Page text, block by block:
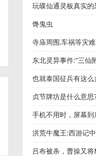
诡异事
玩碟仙通灵板真实
馋鬼虫
寺庙周围,车祸等灾
场,乱葬岗,荒村、荒
东北灵异事件:“三仙
也就泰国征兵有这么
贞节牌坊是什么意
手机不用时，屏幕到
洪荒牛魔王:西游记
的结局如何？
吕布被杀，曹操又